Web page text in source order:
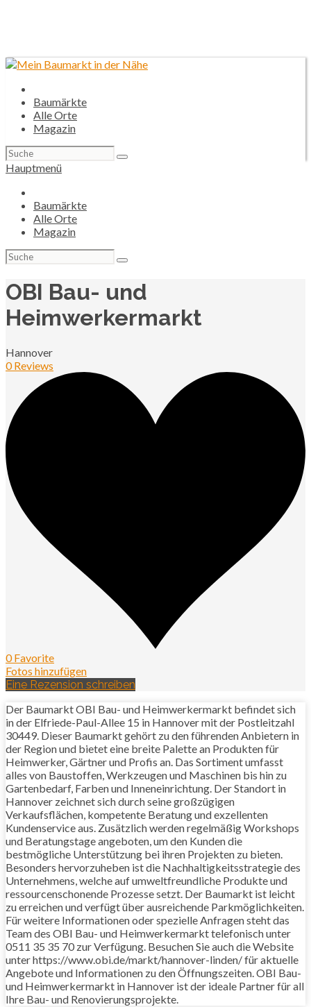
Baumärkte
Alle Orte
Magazin
Suchen
nach:
Hauptmenü
Baumärkte
Alle Orte
Magazin
Suchen
nach:
OBI Bau- und
Heimwerkermarkt
Hannover
0 Reviews
0 Favorite
Fotos hinzufügen
Eine Rezension schreiben
Der Baumarkt OBI Bau- und Heimwerkermarkt befindet sich
in der Elfriede-Paul-Allee 15 in Hannover mit der Postleitzahl
30449. Dieser Baumarkt gehört zu den führenden Anbietern in
der Region und bietet eine breite Palette an Produkten für
Heimwerker, Gärtner und Profis an. Das Sortiment umfasst
alles von Baustoffen, Werkzeugen und Maschinen bis hin zu
Gartenbedarf, Farben und Inneneinrichtung. Der Standort in
Hannover zeichnet sich durch seine großzügigen
Verkaufsflächen, kompetente Beratung und exzellenten
Kundenservice aus. Zusätzlich werden regelmäßig Workshops
und Beratungstage angeboten, um den Kunden die
bestmögliche Unterstützung bei ihren Projekten zu bieten.
Besonders hervorzuheben ist die Nachhaltigkeitsstrategie des
Unternehmens, welche auf umweltfreundliche Produkte und
ressourcenschonende Prozesse setzt. Der Baumarkt ist leicht
zu erreichen und verfügt über ausreichende Parkmöglichkeiten.
Für weitere Informationen oder spezielle Anfragen steht das
Team des OBI Bau- und Heimwerkermarkt telefonisch unter
0511 35 35 70 zur Verfügung. Besuchen Sie auch die Website
unter https://www.obi.de/markt/hannover-linden/ für aktuelle
Angebote und Informationen zu den Öffnungszeiten. OBI Bau-
und Heimwerkermarkt in Hannover ist der ideale Partner für all
Ihre Bau- und Renovierungsprojekte.